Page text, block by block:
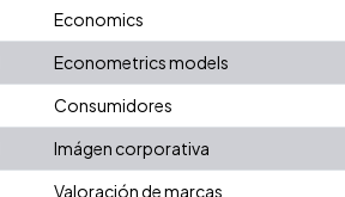
Economics
Econometrics models
Consumidores
Imágen corporativa
Valoración de marcas